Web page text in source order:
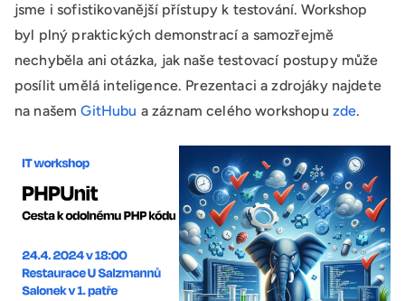
jsme i sofistikovanější přístupy k testování. Workshop
byl plný praktických demonstrací a samozřejmě
nechyběla ani otázka, jak naše testovací postupy může
posílit umělá inteligence. Prezentaci a zdrojáky najdete
na našemGitHubu a záznam celého workshopu zde.